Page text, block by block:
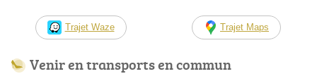
Trajet Waze Trajet Maps
Venir en transports en commun